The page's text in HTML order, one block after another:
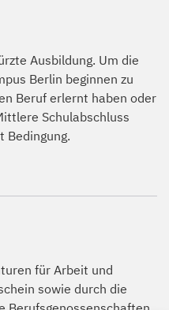
Ausbildung. Um die
Berlin beginnen zu
Beruf erlernt haben oder
Schulabschluss
Bedingung.
für Arbeit und
sowie durch die